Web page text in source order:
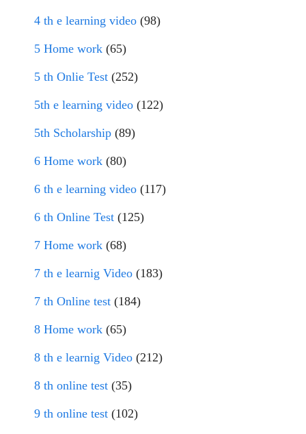
4 th e learning video (98)
5 Home work (65)
5 th Onlie Test (252)
5th e learning video (122)
5th Scholarship (89)
6 Home work (80)
6 th e learning video (117)
6 th Online Test (125)
7 Home work (68)
7 th e learnig Video (183)
7 th Online test (184)
8 Home work (65)
8 th e learnig Video (212)
8 th online test (35)
9 th online test (102)